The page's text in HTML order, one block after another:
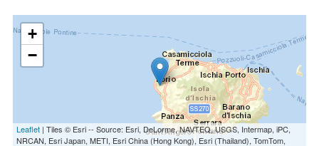
+
−
Leaflet | Tiles © Esri -- Source: Esri, DeLorme, NAVTEQ, USGS, Intermap, iPC,
NRCAN, Esri Japan, METI, Esri China (Hong Kong), Esri (Thailand), TomTom,
SAN-VITO